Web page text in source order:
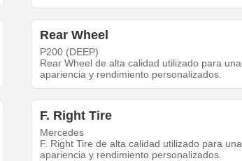
Rear Wheel
P200 (DEEP)
Rear Wheel de alta calidad utilizado para una
apariencia y rendimiento personalizados.
F. Right Tire
Mercedes
F. Right Tire de alta calidad utilizado para una
apariencia y rendimiento personalizados.